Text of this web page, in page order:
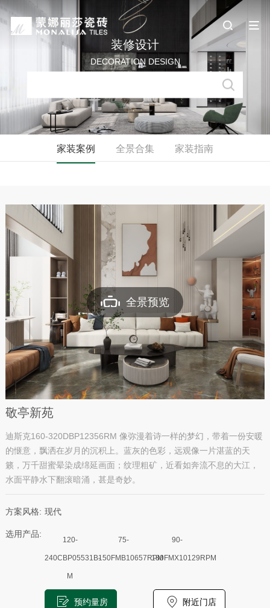
装修设计
DECORATION DESIGN
家装案例 全景合集 家装指南
全景预览
敬亭新苑
迪斯克160-320DBP12356RM 像弥漫着诗一样的梦幻，带着一份安暖
的惬意，飘洒在岁月的沉积上。蓝灰的色彩，远观像一片湛蓝的天
籁，万千甜蜜晕染成绵延画面；纹理粗矿，近看如奔流不息的大江，
水面平静水下翻滚暗涌，甚是奇妙。
方案风格: 现代
选用产品:
120-
240CBP05531B-
M
75-
150FMB10657RPM
90-
180FMX10129RPM
预约量房 附近门店